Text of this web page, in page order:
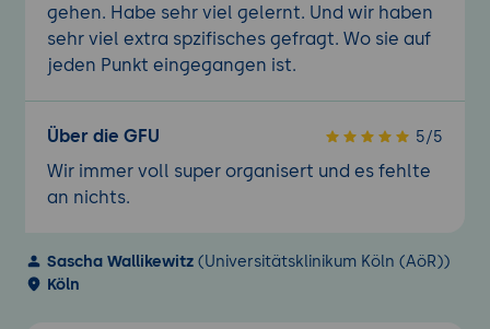
gehen. Habe sehr viel gelernt. Und wir haben
sehr viel extra spzifisches gefragt. Wo sie auf
jeden Punkt eingegangen ist.
Über die GFU 5/5
Wir immer voll super organisert und es fehlte
an nichts.
Sascha Wallikewitz(Universitätsklinikum Köln (AöR))
Köln